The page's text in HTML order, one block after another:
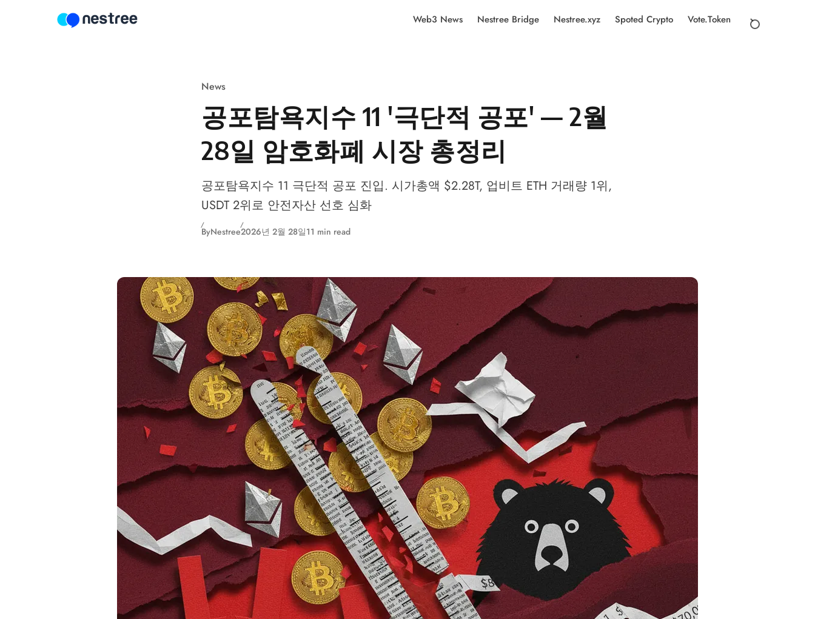
Web3 News Nestree Bridge Nestree.xyz Spoted Crypto Vote.Token
News
공포탐욕지수 11 '극단적 공포' — 2월
28일 암호화폐 시장 총정리
공포탐욕지수 11 극단적 공포 진입. 시가총액 $2.28T, 업비트 ETH 거래량 1위,
USDT 2위로 안전자산 선호 심화
ByNestree2026년 2월 28일11 min read